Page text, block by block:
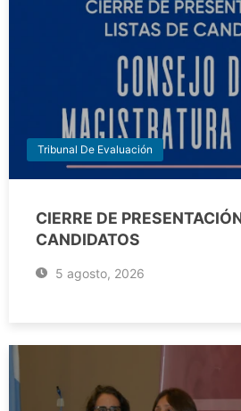
Tribunal De Evaluación
CIERRE DE
CANDIDATOS
5 agosto, 2026